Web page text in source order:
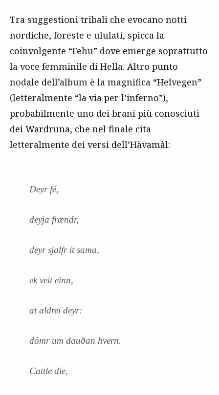
Tra suggestioni tribali che evocano notti
nordiche, foreste e ululati, spicca la
coinvolgente “Fehu” dove emerge soprattutto
la voce femminile di Hella. Altro punto
nodale dell’album è la magnifica “Helvegen”
(letteralmente “la via per l’inferno”),
probabilmente uno dei brani più conosciuti
dei Wardruna, che nel finale cita
letteralmente dei versi dell’Hàvamàl:
Deyr fé,
deyja frændr,
deyr sjalfr it sama,
ek veit einn,
at aldrei deyr:
dómr um dauðan hvern.
Cattle die,